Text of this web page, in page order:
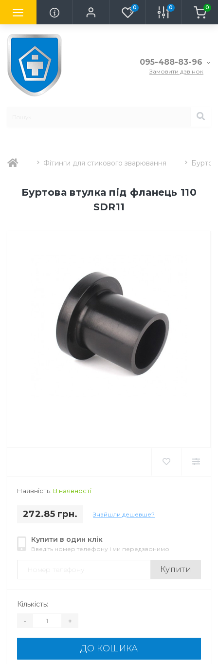
0 0 0
095-488-83-96
Замовити дзвінок
Фітинги для стикового зварювання
Буртова втулка під фланець 110
SDR11
Наявність: В наявності
272.85 грн. Знайшли дешевше?
Купити в один клік
Введіть номер телефону і ми передзвонимо
Купити
Кількість:
- +
ДО КОШИКА